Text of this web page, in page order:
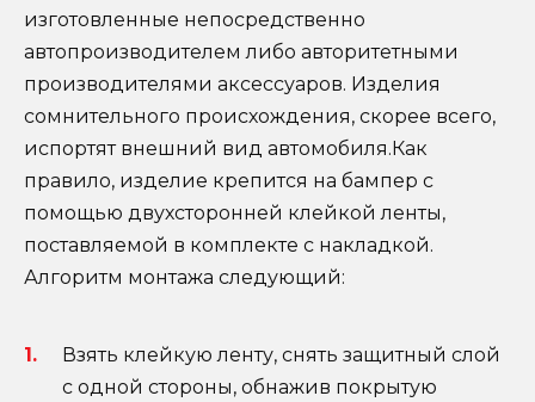
изготовленные непосредственно
автопроизводителем либо авторитетными
производителями аксессуаров. Изделия
сомнительного происхождения, скорее всего,
испортят внешний вид автомобиля.Как
правило, изделие крепится на бампер с
помощью двухсторонней клейкой ленты,
поставляемой в комплекте с накладкой.
Алгоритм монтажа следующий:
Взять клейкую ленту, снять защитный слой
с одной стороны, обнажив покрытую